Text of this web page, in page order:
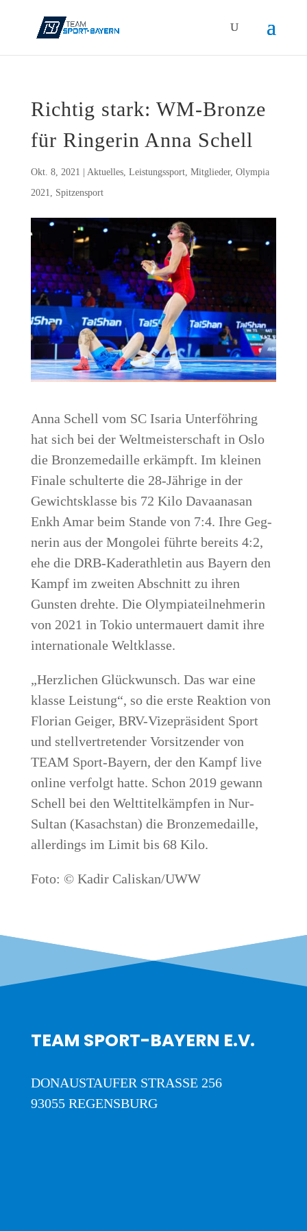
Rich­tig stark: WM-Bron­ze
für Rin­ge­rin Anna Schell
Okt. 8, 2021 Aktuelles, Leistungssport, Mitglieder, Olympia
2021, Spitzensport
Anna Schell vom SC Isa­ria Unter­föh­ring
hat sich bei der Welt­meis­ter­schaft in Oslo
die Bron­ze­me­dail­le erkämpft. Im klei­nen
Fina­le schul­ter­te die 28-Jäh­ri­ge in der
Gewichts­klas­se bis 72 Kilo Dava­a­nasan
Enkh Amar beim Stan­de von 7:4. Ihre Geg­
ne­rin aus der Mon­go­lei führ­te bereits 4:2,
ehe die DRB-Kader­ath­le­tin aus Bay­ern den
Kampf im zwei­ten Abschnitt zu ihren
Guns­ten dreh­te. Die Olym­pia­teil­neh­me­rin
von 2021 in Tokio unter­mau­ert damit ihre
inter­na­tio­na­le Weltklasse.
„Herz­li­chen Glück­wunsch. Das war eine
klas­se Leis­tung“, so die ers­te Reak­ti­on von
Flo­ri­an Gei­ger, BRV-Vize­prä­si­dent Sport
und stell­ver­tre­ten­der Vor­sit­zen­der von
TEAM Sport-Bay­ern, der den Kampf live
online ver­folgt hat­te. Schon 2019 gewann
Schell bei den Welt­ti­tel­kämp­fen in Nur-
Sul­tan (Kasach­stan) die Bron­ze­me­dail­le,
aller­dings im Limit bis 68 Kilo.
Foto: © Kadir Caliskan/UWW
TEAM SPORT-BAYERN E.V.
DONAUSTAUFER STRASSE 256
93055 REGENSBURG